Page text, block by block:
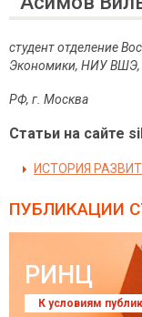
студент отделение
Экономики, НИУ ВШЭ,
РФ, г. Москва
Статьи на сайте
ИСТОРИЯ
ПУБЛИКАЦИИ
РИНЦ
К условиям